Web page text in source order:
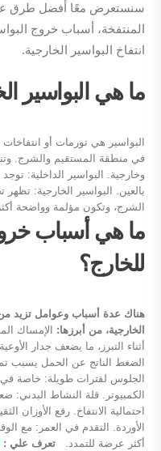
سنستعرض معًا أفضل طرق
المنتفخة، أسباب خروج
انتفاخ البواسير الخارجية.
ما هي البواسير
البواسير هي تورمات أو
في منطقة المستقيم والشرج.
وخارجية. البواسير الداخلية:
بالعين. البواسير الخارجية:
الشرج، وتكون مؤلمة وواضحة
ما هي أسباب
للخارج؟
هناك عدة أسباب وعوامل تزيد من
الخارجية، من أبرزها: الإمساك
أثناء التبرز، ما يضعف جدار
الضغط الناتج عن الحمل يسبب
الجلوس لفترات طويلة: خاصة في
الكمبيوتر. قلة النشاط البدني:
احتمالية الانتفاخ. رفع الأوزان
الأوردة. التقدم في العمر: مع
أكثر عرضة للتمدد. تعرف علي :